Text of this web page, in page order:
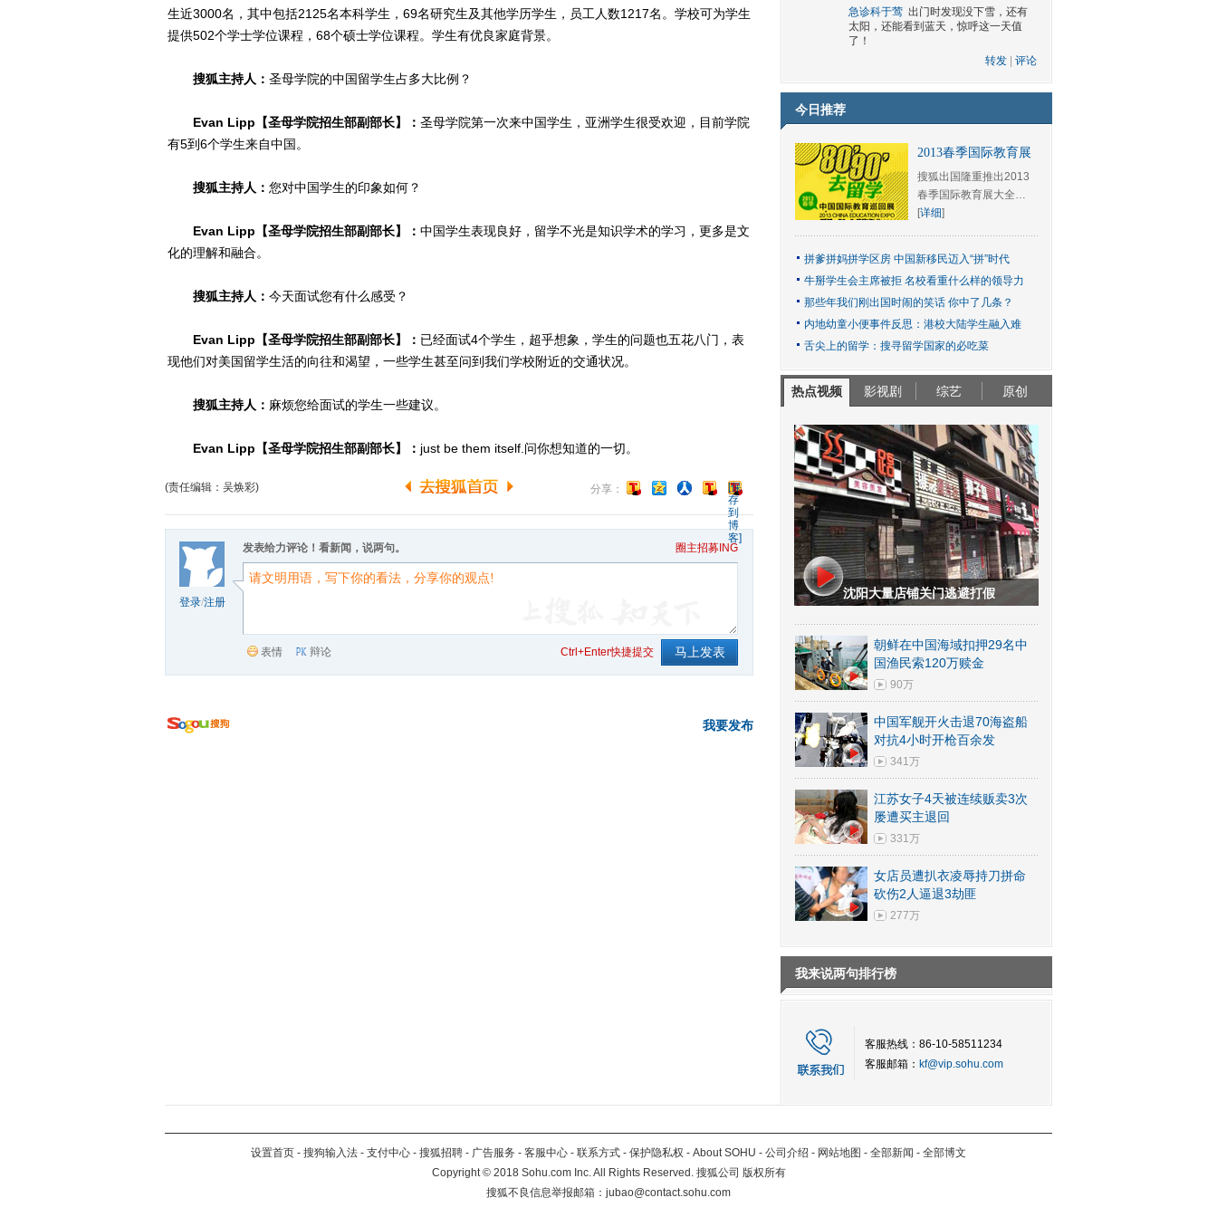
生近3000名，其中包括2125名本科学生，69名研究生及其他学历学生，员工人数1217名。学校可为学生
提供502个学士学位课程，68个硕士学位课程。学生有优良家庭背景。
搜狐主持人： 圣母学院的中国留学生占多大比例？
Evan Lipp【圣母学院招生部副部长】： 圣母学院第一次来中国学生，亚洲学生很受欢迎，目前学院
有5到6个学生来自中国。
搜狐主持人： 您对中国学生的印象如何？
Evan Lipp【圣母学院招生部副部长】： 中国学生表现良好，留学不光是知识学术的学习，更多是文
化的理解和融合。
搜狐主持人： 今天面试您有什么感受？
Evan Lipp【圣母学院招生部副部长】： 已经面试4个学生，超乎想象，学生的问题也五花八门，表
现他们对美国留学生活的向往和渴望，一些学生甚至问到我们学校附近的交通状况。
搜狐主持人： 麻烦您给面试的学生一些建议。
Evan Lipp【圣母学院招生部副部长】： just be them itself.问你想知道的一切。
(责任编辑：吴焕彩) 分享：
[保
存
到
博
客]
登录/注册
发表给力评论！看新闻，说两句。 圈主招募ING
表情 辩论 Ctrl+Enter快捷提交
我要发布
急诊科于莺 出门时发现没下雪，还有
太阳，还能看到蓝天，惊呼这一天值
了！
转发
评论
今日推荐
2013春季国际教育展
搜狐出国隆重推出2013
春季国际教育展大全…
[详细]
拼爹拼妈拼学区房 中国新移民迈入“拼”时代
牛掰学生会主席被拒 名校看重什么样的领导力
那些年我们刚出国时闹的笑话 你中了几条？
内地幼童小便事件反思：港校大陆学生融入难
舌尖上的留学：搜寻留学国家的必吃菜
热点视频 影视剧 综艺 原创
沈阳大量店铺关门逃避打假
朝鲜在中国海域扣押29名中
国渔民索120万赎金
90万
中国军舰开火击退70海盗船
对抗4小时开枪百余发
341万
江苏女子4天被连续贩卖3次
屡遭买主退回
331万
女店员遭扒衣凌辱持刀拼命
砍伤2人逼退3劫匪
277万
我来说两句排行榜
客服热线：86-10-58511234
客服邮箱： kf@vip.sohu.com
设置首页 - 搜狗输入法 - 支付中心 - 搜狐招聘 - 广告服务 - 客服中心 - 联系方式 - 保护隐私权 - About SOHU - 公司介绍 - 网站地图 - 全部新闻 - 全部博文
Copyright©2018 Sohu.com Inc. All Rights Reserved. 搜狐公司 版权所有
搜狐不良信息举报邮箱： jubao@contact.sohu.com